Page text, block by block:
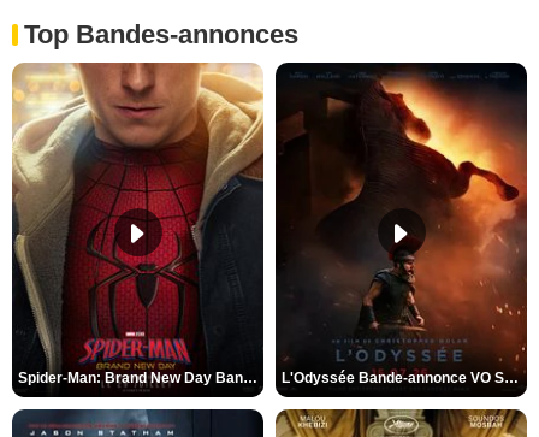
Top Bandes-annonces
Spider-Man: Brand New Day Bande-annonce VO STFR L'Odyssée Bande-annonce VO STFR